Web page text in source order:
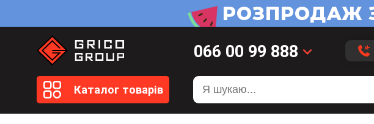
Каталог товарів
066 00 99 888
099 20 51 113
099 20 59 416
keyboard_arrow_down